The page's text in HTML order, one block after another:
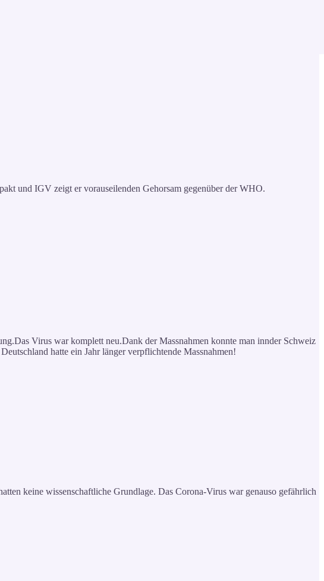
und IGV zeigt er vorauseilenden Gehorsam gegenüber der WHO.
Virus war komplett neu.Dank der Massnahmen konnte man innder Schweiz
hatte ein Jahr länger verpflichtende Massnahmen!
keine wissenschaftliche Grundlage. Das Corona-Virus war genauso gefährlich